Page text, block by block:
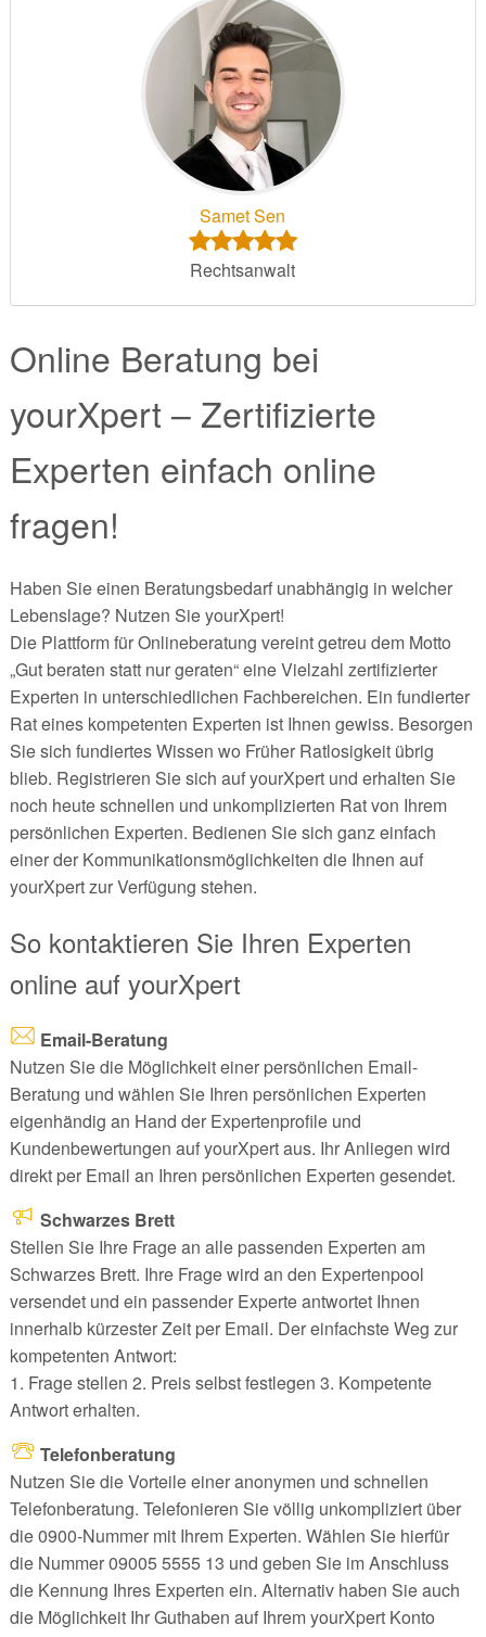
Samet Sen
Rechtsanwalt
Online Beratung bei
yourXpert – Zertifizierte
Experten einfach online
fragen!
Haben Sie einen Beratungsbedarf unabhängig in welcher
Lebenslage? Nutzen Sie yourXpert!
Die Plattform für Onlineberatung vereint getreu dem Motto
„Gut beraten statt nur geraten“ eine Vielzahl zertifizierter
Experten in unterschiedlichen Fachbereichen. Ein fundierter
Rat eines kompetenten Experten ist Ihnen gewiss. Besorgen
Sie sich fundiertes Wissen wo Früher Ratlosigkeit übrig
blieb. Registrieren Sie sich auf yourXpert und erhalten Sie
noch heute schnellen und unkomplizierten Rat von Ihrem
persönlichen Experten. Bedienen Sie sich ganz einfach
einer der Kommunikationsmöglichkeiten die Ihnen auf
yourXpert zur Verfügung stehen.
So kontaktieren Sie Ihren Experten
online auf yourXpert
Email-Beratung
Nutzen Sie die Möglichkeit einer persönlichen Email-
Beratung und wählen Sie Ihren persönlichen Experten
eigenhändig an Hand der Expertenprofile und
Kundenbewertungen auf yourXpert aus. Ihr Anliegen wird
direkt per Email an Ihren persönlichen Experten gesendet.
Schwarzes Brett
Stellen Sie Ihre Frage an alle passenden Experten am
Schwarzes Brett. Ihre Frage wird an den Expertenpool
versendet und ein passender Experte antwortet Ihnen
innerhalb kürzester Zeit per Email. Der einfachste Weg zur
kompetenten Antwort:
1. Frage stellen 2. Preis selbst festlegen 3. Kompetente
Antwort erhalten.
Telefonberatung
Nutzen Sie die Vorteile einer anonymen und schnellen
Telefonberatung. Telefonieren Sie völlig unkompliziert über
die 0900-Nummer mit Ihrem Experten. Wählen Sie hierfür
die Nummer 09005 5555 13 und geben Sie im Anschluss
die Kennung Ihres Experten ein. Alternativ haben Sie auch
die Möglichkeit Ihr Guthaben auf Ihrem yourXpert Konto